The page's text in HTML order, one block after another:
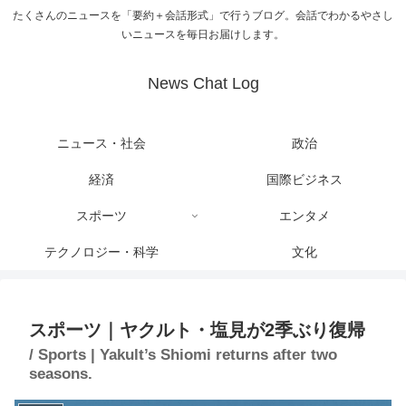
たくさんのニュースを「要約＋会話形式」で行うブログ。会話でわかるやさし
いニュースを毎日お届けします。
News Chat Log
ニュース・社会 政治
経済 国際ビジネス
スポーツ エンタメ
テクノロジー・科学 文化
スポーツ｜ヤクルト・塩見が2季ぶり復帰
/ Sports | Yakult’s Shiomi returns after two
seasons.